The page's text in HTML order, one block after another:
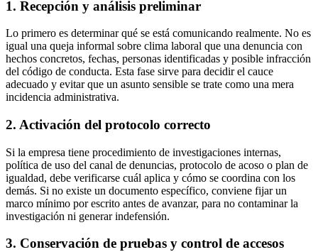
1. Recepción y análisis preliminar
Lo primero es determinar qué se está comunicando realmente. No es
igual una queja informal sobre clima laboral que una denuncia con
hechos concretos, fechas, personas identificadas y posible infracción
del código de conducta. Esta fase sirve para decidir el cauce
adecuado y evitar que un asunto sensible se trate como una mera
incidencia administrativa.
2. Activación del protocolo correcto
Si la empresa tiene procedimiento de investigaciones internas,
política de uso del canal de denuncias, protocolo de acoso o plan de
igualdad, debe verificarse cuál aplica y cómo se coordina con los
demás. Si no existe un documento específico, conviene fijar un
marco mínimo por escrito antes de avanzar, para no contaminar la
investigación ni generar indefensión.
3. Conservación de pruebas y control de accesos